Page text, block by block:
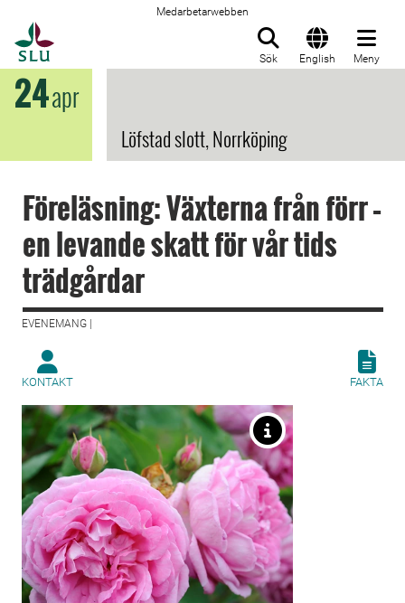
Medarbetarwebben
Sök English Meny
24apr
Löfstad slott, Norrköping
Föreläsning: Växterna från förr –
en levande skatt för vår tids
trädgårdar
EVENEMANG |
KONTAKT FAKTA